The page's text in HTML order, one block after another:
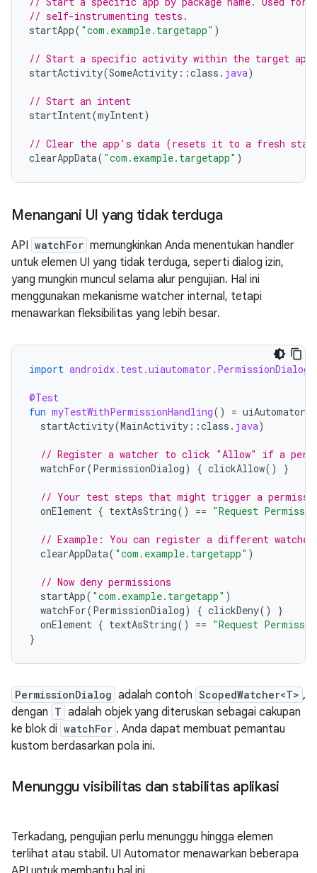
// self-instrumenting tests.
startApp( "com.example.targetapp" )
// Start a specific activity within the target app
startActivity(SomeActivity ::class . java)
// Start an intent
startIntent(myIntent)
// Clear the app's data (resets it to a fresh
clearAppData( "com.example.targetapp" )
Menangani UI yang tidak terduga
API watchFor memungkinkan Anda menentukan handler
untuk elemen UI yang tidak terduga, seperti dialog izin,
yang mungkin muncul selama alur pengujian. Hal ini
menggunakan mekanisme watcher internal, tetapi
menawarkan fleksibilitas yang lebih besar.
import androidx.test.uiautomator.PermissionDialog
@Test
fun myTestWithPermissionHandling() = uiAutomator
startActivity(MainActivity ::class . java)
// Register a watcher to click "Allow" if a
watchFor(PermissionDialog) { clickAllow() }
// Your test steps that might trigger a
onElement { textAsString() == "Request
// Example: You can register a different
clearAppData( "com.example.targetapp" )
// Now deny permissions
startApp( "com.example.targetapp" )
watchFor(PermissionDialog) { clickDeny()
}
onElement { textAsString() == "Request
}
PermissionDialog adalah contoh ScopedWatcher<T> ,
dengan T adalah objek yang diteruskan sebagai cakupan
ke blok di watchFor . Anda dapat membuat pemantau
kustom berdasarkan pola ini.
Menunggu visibilitas dan stabilitas aplikasi
Terkadang, pengujian perlu menunggu hingga elemen
terlihat atau stabil. UI Automator menawarkan beberapa